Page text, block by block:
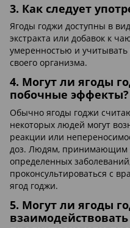
3. Как следует
Ягоды годжи доступны в
экстракта или добавок к
умеренностью и
своего организма.
4. Могут ли ягоды
побочные эффекты?
Обычно ягоды годжи
некоторых людей могут
реакции или
доз. Людям, принимающим
определенных
проконсультироваться с
ягод годжи.
5. Могут ли ягоды